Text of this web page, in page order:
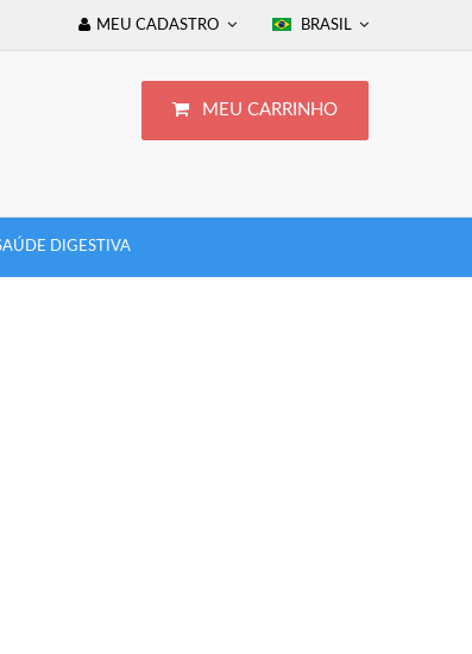
BRASIL
MEU CADASTRO
MEU CARRINHO
DIGESTIVA